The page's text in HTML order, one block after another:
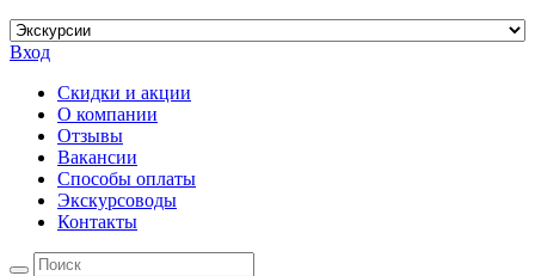
Вход
Скидки и акции
О компании
Отзывы
Вакансии
Способы оплаты
Экскурсоводы
Контакты